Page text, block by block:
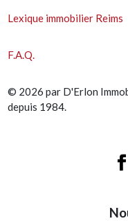
Lexique immobilier Reims
F.A.Q.
© 2026 par D'Erlon
depuis 1984.